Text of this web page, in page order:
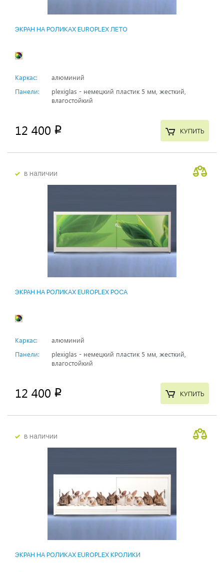
ЭКРАН НА РОЛИКАХ EUROPLEX ЛЕТО
Каркас:
алюминий
Панели:
plexiglas - немецкий пластик 5 мм, жесткий,
влагостойкий
12 400 p КУПИТЬ
в наличии
ЭКРАН НА РОЛИКАХ EUROPLEX РОСА
Каркас:
алюминий
Панели:
plexiglas - немецкий пластик 5 мм, жесткий,
влагостойкий
12 400 p КУПИТЬ
в наличии
ЭКРАН НА РОЛИКАХ EUROPLEX КРОЛИКИ